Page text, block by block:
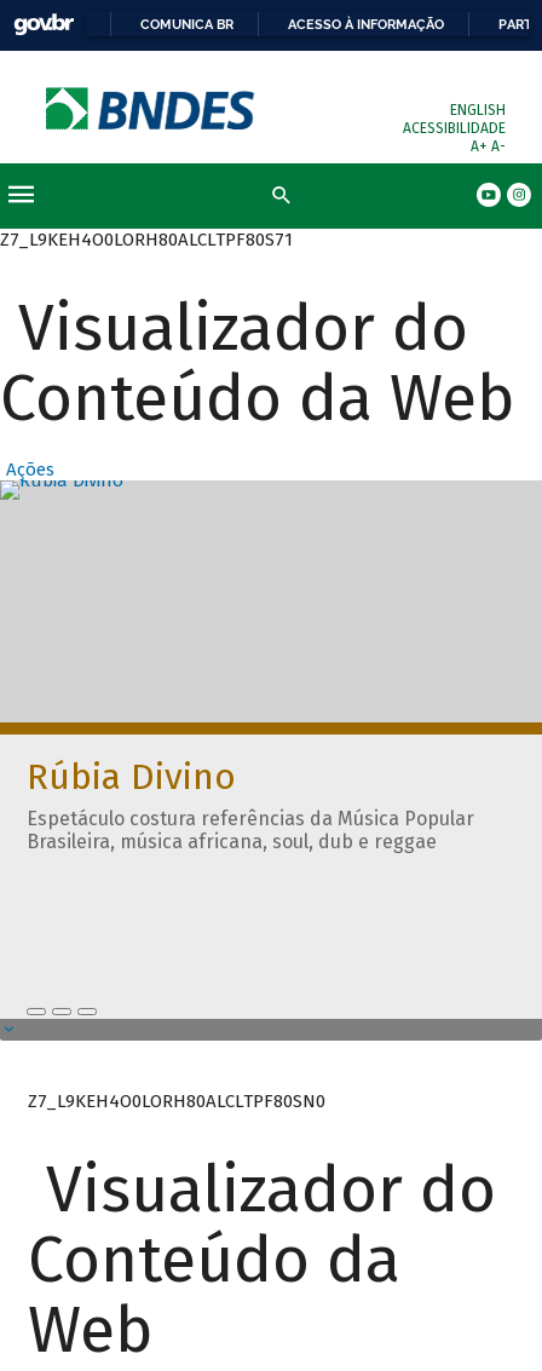
COMUNICA BR ACESSO À INFORMAÇÃO
ENGLISH
ACESSIBILIDADE
A+ A-
Z7_L9KEH4O0LORH80ALCLTPF80S71
Visualizador do
Conteúdo da Web
Ações
Destaques
Rúbia Divino
Espetáculo costura referências da Música Popular
Brasileira, música africana, soul, dub e reggae
Z7_L9KEH4O0LORH80ALCLTPF80SN0
Visualizador do
Conteúdo da
Web